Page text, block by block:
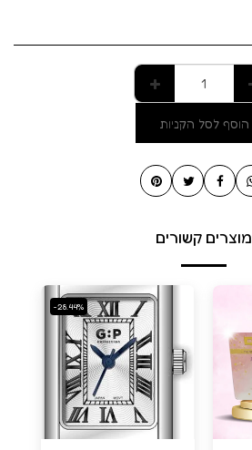
הוסף לסל הקניות
מוצרים קשורים
-28.44%